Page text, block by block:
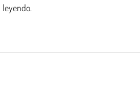
leyendo.